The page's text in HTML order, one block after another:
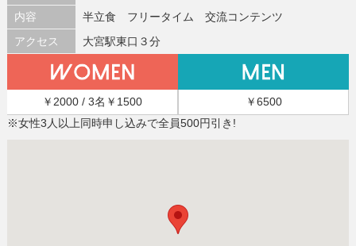
内容
半立食 フリータイム 交流コンテンツ
アクセス
大宮駅東口３分
￥2000 / 3名￥1500
￥6500
※女性3人以上同時申し込みで全員500円引き!